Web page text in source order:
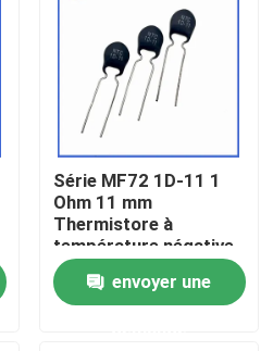
Série MF72 1D-11 1
Ohm 11 mm
Thermistore à
température négative
pour l'alimentation
électriqueenvoyer une